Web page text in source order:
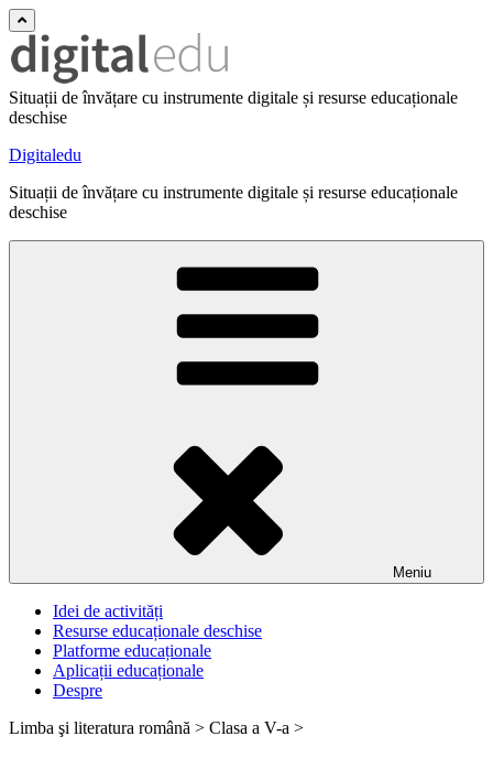
Situații de învățare cu instrumente digitale și resurse educaționale
deschise
Digitaledu
Situații de învățare cu instrumente digitale și resurse educaționale
deschise
Meniu
Idei de activități
Resurse educaționale deschise
Platforme educaționale
Aplicații educaționale
Despre
Limba şi literatura română > Clasa a V-a >